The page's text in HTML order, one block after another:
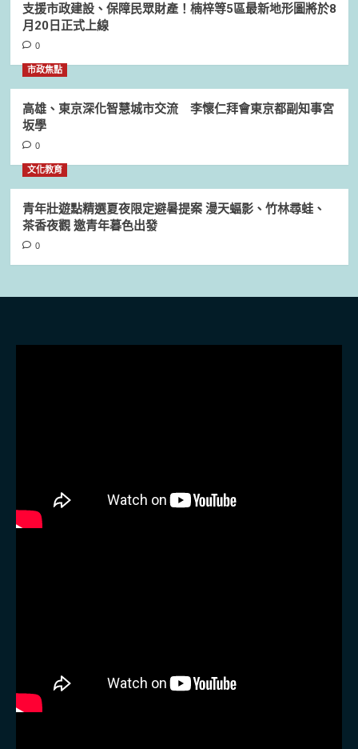
支援市政建設、保障民眾財產！楠梓等5區最新地形圖將於8
月20日正式上線
0
市政焦點
高雄、東京深化智慧城市交流 李懷仁拜會東京都副知事宮
坂學
0
文化教育
青年壯遊點精選夏夜限定避暑提案 漫天蝠影、竹林尋蛙、
茶香夜觀 邀青年暮色出發
0